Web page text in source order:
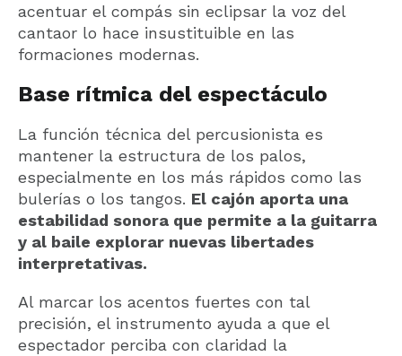
acentuar el compás sin eclipsar la voz del
cantaor lo hace insustituible en las
formaciones modernas.
Base rítmica del espectáculo
La función técnica del percusionista es
mantener la estructura de los palos,
especialmente en los más rápidos como las
bulerías o los tangos. El cajón aporta una
estabilidad sonora que permite a la guitarra
y al baile explorar nuevas libertades
interpretativas.
Al marcar los acentos fuertes con tal
precisión, el instrumento ayuda a que el
espectador perciba con claridad la